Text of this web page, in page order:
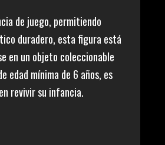
de juego, permitiendo
duradero, esta figura está
en un objeto coleccionable
edad mínima de 6 años, es
revivir su infancia.